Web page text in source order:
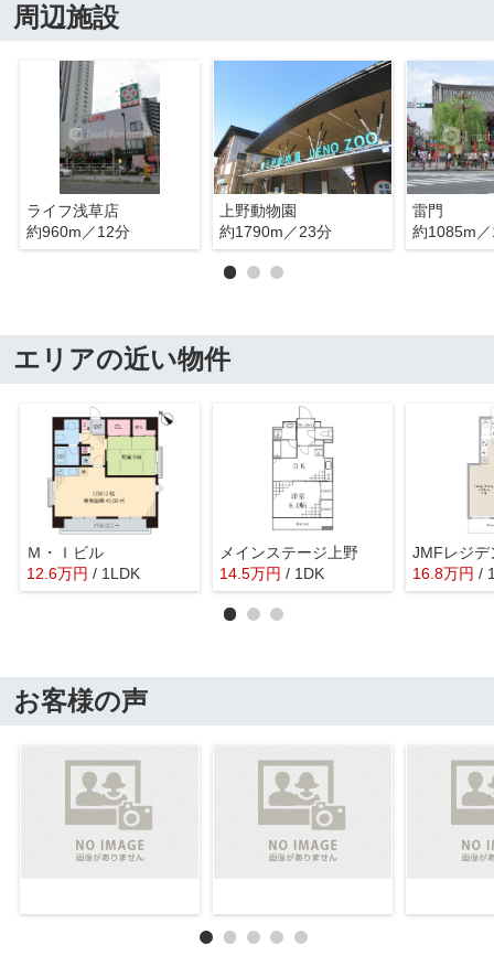
周辺施設
ライフ浅草店
約960m／12分
上野動物園
約1790m／23分
雷門
約1085m
エリアの近い物件
Ｍ・Ｉビル
12.6万円 / 1LDK
メインステージ上野
14.5万円 / 1DK 16.8万円 /
お客様の声